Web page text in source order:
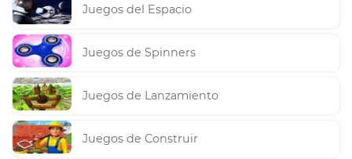
Juegos del Espacio
Juegos de Spinners
Juegos de Lanzamiento
Juegos de Construir